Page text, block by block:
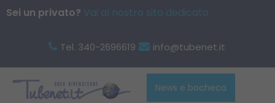
Sei un privato? Vai al nostro sito dedicato
Tel. 340-2696619 info@tubenet.it
News e bacheca